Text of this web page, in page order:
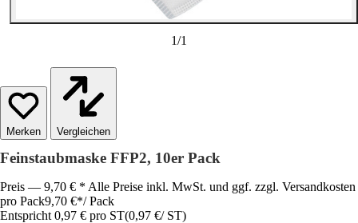
1/1
Vergleichen
Feinstaubmaske FFP2, 10er Pack
Preis — 9,70 € * Alle Preise inkl. MwSt. und ggf. zzgl. Versandkosten
pro Pack9,70 €*/ Pack
Entspricht 0,97 € pro ST(0,97 €/ ST)